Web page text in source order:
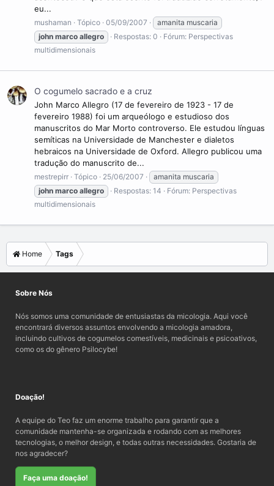
eu...
mushaman Tópico 05/09/2007
amanita muscaria
john marco allegro Respostas: 0 Fórum: Perspectivas
multidimensionais
O cogumelo sacrado e a cruz
John Marco Allegro (17 de fevereiro de 1923 - 17 de
fevereiro 1988) foi um arqueólogo e estudioso dos
manuscritos do Mar Morto controverso. Ele estudou línguas
semíticas na Universidade de Manchester e dialetos
hebraicos na Universidade de Oxford. Allegro publicou uma
tradução do manuscrito de...
mestrepirr Tópico 25/06/2007
amanita muscaria
john marco allegro Respostas: 14 Fórum: Perspectivas
multidimensionais
Home Tags
Sobre Nós
Nós somos uma comunidade de entusiastas da micologia. Aqui você
encontrará diversos assuntos envolvendo a micologia amadora,
incluindo cultivos de cogumelos comestíveis, medicinais e psicoativos,
como os do gênero Psilocybe!
Doação!
A equipe do Teo faz um enorme trabalho para garantir que a
comunidade mantenha-se organizada e rodando com as melhores
tecnologias, o melhor design, e todas outras necessidades. Gostaria de
nos agradecer?
Faça uma doação!